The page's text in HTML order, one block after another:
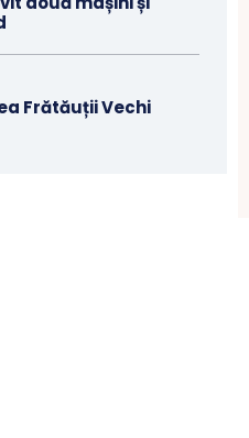
Frătăuții Vechi